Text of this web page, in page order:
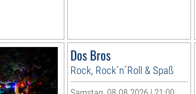
Dos Bros
Rock, Rock´n´Roll & Spaß